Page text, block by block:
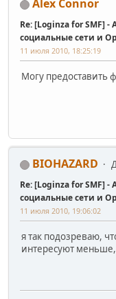
Alex Connor
Re: [Loginza for SMF]
социальные сети и
11 июля 2010, 18:25:19
Могу предоставить
BIOHAZARD
Re: [Loginza for SMF]
социальные сети и
11 июля 2010, 19:06:02
я так подозреваю,
интересуют